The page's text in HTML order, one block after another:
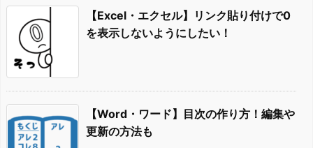
【Excel・エクセル】リンク貼り付けで0
を表示しないようにしたい！
【Word・ワード】目次の作り方！編集や
更新の方法も